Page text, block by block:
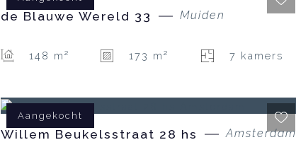
de Blauwe Wereld 33 Muiden
148 m² 173 m² 7 kamers
Aangekocht
Willem Beukelsstraat 28 hs Amsterdam